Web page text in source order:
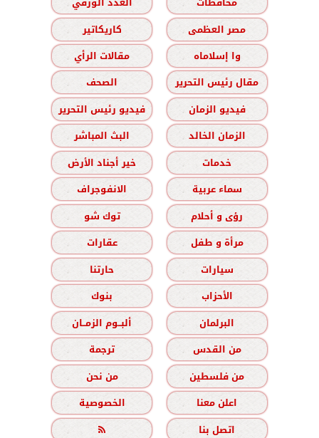
مصر العظمى
كاريكاتير
وا إسلاماه
مقالات الرأي
مقال رئيس التحرير
الصحف
فيديو الزمان
فيديو رئيس التحرير
الزمان الخالد
البث المباشر
خدمات
خير أجناد الأرض
سماء عربية
الانفوجراف
رؤى و أحلام
توك شو
مرأة و طفل
عقارات
سيارات
حارتنا
الأحزاب
بنوك
البرلمان
ألبــوم الزمــان
من القدس
ترجمة
من فلسطين
من نحن
اعلن معنا
الخصوصية
اتصل بنا
